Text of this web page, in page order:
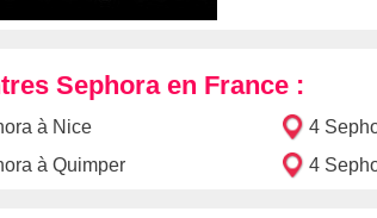
Sephora en France :
à Nice 4
à Quimper
4